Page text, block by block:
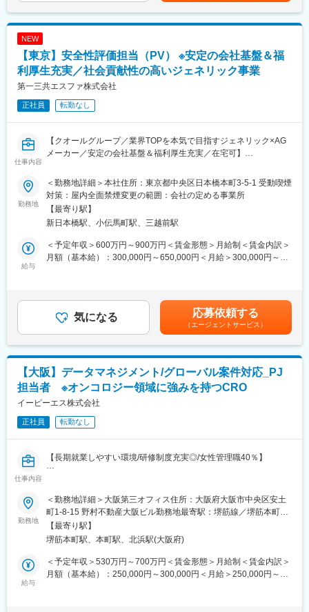
・グローバル対応の仕組みづくりをゼロから推進できる
・自分の提案が採用されやすく、組織の方向性に影響を与えられ
る環境
化に関与
■キャリアパス：
短期：グローバル案件対応の中心人物として標準化や仕組みづく
中期：部門のグローバル戦略を牽引するリーダーとして活躍
長期：センター規模の戦略立案やマネジメント職へのキャリアア
ップ
■研修制度：
実践的な階層別研修や職種別研修、全社共有専門研修など、社員
「組織の長としてメンバー育成や事業の成長に貢献する」「プロ
フェッショナルとして専門性をとことん突き詰める」「ビジネス
リーダーとして顧客に付加価値を提供する」等、個人の経験や適
適所・組織活性化を目的に、EPSグループ内の他職種へチャレン
ジすることが可能で自律的なキャリアチェンジができる社内公募
や自己申告等の制度も整備されております。
変更の範囲：会社の定める業務
NEW
【東京】安全性評価担当（PV） ※安定の会社基盤＆福
利厚生充実／社会貢献性の高いジェネリック事業
第一三共エスファ株式会社
正社員 転勤なし
仕事内容
【クオールグループ／業界TOPを本気で目指すジェネリック×AG
メーカー／安定の会社基盤＆福利厚生充実／在宅可】
安全性評価担当（PV）として以下の業務をお任せします。
■仕事内容：
・GVPに基づく症例評価業務あるいは安全対策業務
・安全性情報管理に係る各種ドキュメント作成、添付文書作成･改
訂、資材作成 等
・海外提携会社との連携業務
第一三共グループのジェネリック事業会社として2010年に設立さ
れた第一三共エスファ。AG（オーソライズド・ジェネリック）を
中核とした戦略により、医療機関から高い信頼を得てきました。
を本気で目指す成長フェーズにあります。
変更の範囲：会社の定める業務
勤務地
＜勤務地詳細＞本社住所：東京都中央区日本橋本町3-5-1 受動喫煙
対策：屋内全面禁煙変更の範囲：会社の定める事業所
【最寄り駅】
新日本橋駅、小伝馬町駅、三越前駅
給与
＜予定年収＞600万円～900万円＜賃金形態＞月給制＜賃金内訳＞
月額（基本給）：300,000円～650,000円＜月給＞300,000円～
の金額であり、選考を通じて上下する可能性があります。月給(月
額)は固定手当を含めた表記です。
気になる 応募依頼する
（エージェントサービス）
【大阪】データマネジメント/グローバル案件対応_PJ
担当者 ※オンコロジー領域に強みを持つCRO
イーピーエス株式会社
正社員 転勤なし
仕事内容
【長期就業しやすい環境/研修制度充実◎/女性管理職40％】
グローバル案件におけるデータマネジメント業務の担当者とし
て、海外スポンサーやグローバルCROとの窓口業務を担当いただ
きます。具体的には以下の業務を担当します。
■業務内容：
・海外企業や、グローバルCRO、ベンダー等との窓口対応（メー
ル・会議）
勤務地
＜勤務地詳細＞大阪第三オフィス住所：大阪府大阪市中央区安土
町1-8-15 野村不動産大阪ビル勤務地最寄駅：堺筋線／堺筋本町駅
受動喫煙対策：屋内全面禁煙変更の範囲：会社の定める事業所
【最寄り駅】
堺筋本町駅、本町駅、北浜駅(大阪府)
給与
＜予定年収＞530万円～700万円＜賃金形態＞月給制＜賃金内訳＞
月額（基本給）：250,000円～300,000円＜月給＞250,000円～